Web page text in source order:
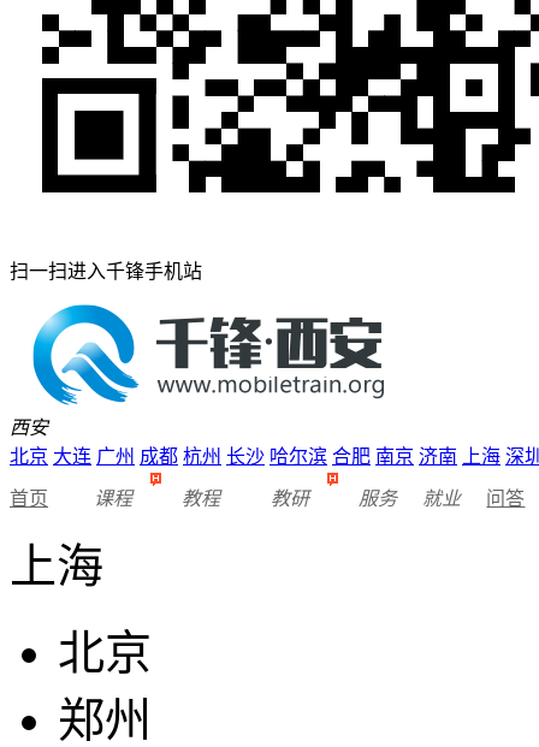
扫一扫进入千锋手机站
西安
北京 大连 广州 成都 杭州 长沙 哈尔滨 合肥 南京 济南 上海 深
首页 课程 教程 教研 服务 就业 问答
上海
北京
郑州